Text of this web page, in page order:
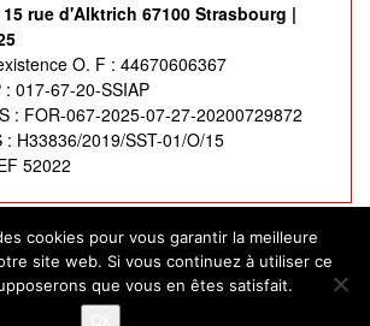
rue d'Alktrich 67100 Strasbourg |
O. F : 44670606367
017-67-20-SSIAP
: FOR-067-2025-07-27-20200729872
: H33836/2019/SST-01/O/15
52022
a été délivrée àAcepi Conseils
au
d’action suivante :
cookies pour vous garantir la meilleure
site web. Si vous continuez à utiliser ce
que vous en êtes satisfait.